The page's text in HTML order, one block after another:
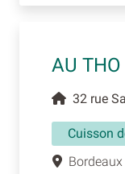
AU
32 rue
Cuisson
Bordeaux